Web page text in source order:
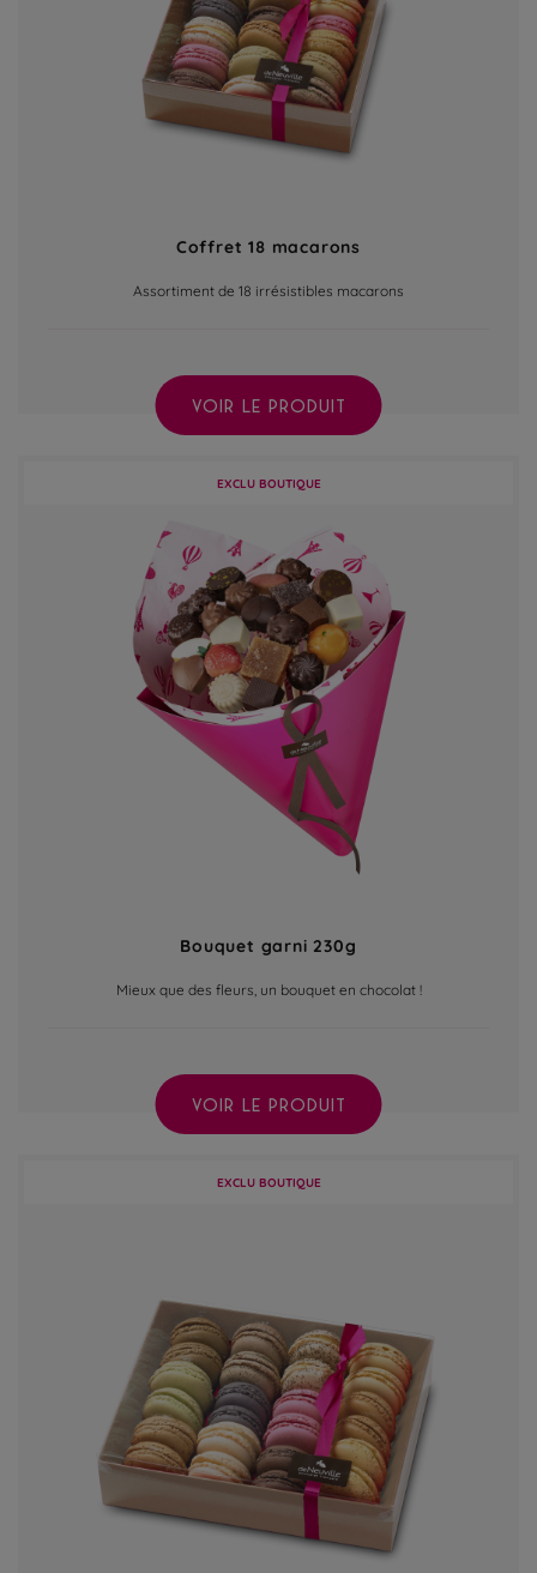
Coffret 18 macarons
Assortiment de 18 irrésistibles macarons
VOIR LE PRODUIT
EXCLU BOUTIQUE
Bouquet garni 230g
Mieux que des fleurs, un bouquet en chocolat !
VOIR LE PRODUIT
EXCLU BOUTIQUE